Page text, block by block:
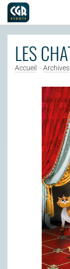
LES
Accueil >Archives